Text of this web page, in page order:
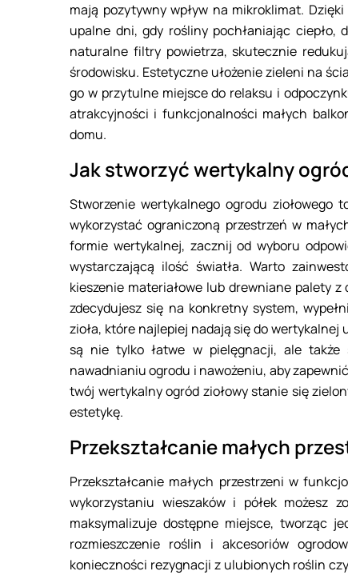
mają pozytywny wpływ na mikroklimat.
upalne dni, gdy rośliny pochłaniając ciepło,
naturalne filtry powietrza, skutecznie
środowisku. Estetyczne ułożenie zieleni na
go w przytulne miejsce do relaksu i
atrakcyjności i funkcjonalności małych
domu.
Jak stworzyć wertykalny
Stworzenie wertykalnego ogrodu ziołowego
wykorzystać ograniczoną przestrzeń w
formie wertykalnej, zacznij od wyboru
wystarczającą ilość światła. Warto
kieszenie materiałowe lub drewniane palety
zdecydujesz się na konkretny system,
zioła, które najlepiej nadają się do
są nie tylko łatwe w pielęgnacji, ale także
nawadnianiu ogrodu i nawożeniu, aby
twój wertykalny ogród ziołowy stanie się
estetykę.
Przekształcanie małych
Przekształcanie małych przestrzeni w
wykorzystaniu wieszaków i półek możesz
maksymalizuje dostępne miejsce, tworząc
rozmieszczenie roślin i akcesoriów
konieczności rezygnacji z ulubionych roślin